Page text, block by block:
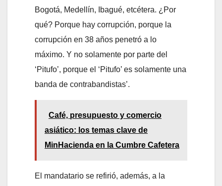
Bogotá, Medellín, Ibagué, etcétera. ¿Por
qué? Porque hay corrupción, porque la
corrupción en 38 años penetró a lo
máximo. Y no solamente por parte del
‘Pitufo’, porque el ‘Pitufo’ es solamente una
banda de contrabandistas’.
Café, presupuesto y comercio
asiático: los temas clave de
MinHacienda en la Cumbre Cafetera
El mandatario se refirió, además, a la